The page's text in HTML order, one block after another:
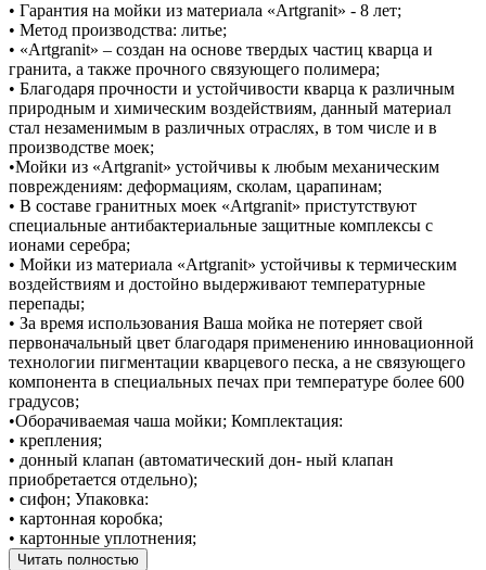
• Гарантия на мойки из материала «Artgranit» - 8 лет;
• Метод производства: литье;
• «Artgranit» – создан на основе твердых частиц кварца и
гранита, а также прочного связующего полимера;
• Благодаря прочности и устойчивости кварца к различным
природным и химическим воздействиям, данный материал
стал незаменимым в различных отраслях, в том числе и в
производстве моек;
•Мойки из «Artgranit» устойчивы к любым механическим
повреждениям: деформациям, сколам, царапинам;
• В составе гранитных моек «Artgranit» пристутствуют
специальные антибактериальные защитные комплексы с
ионами серебра;
• Мойки из материала «Artgranit» устойчивы к термическим
воздействиям и достойно выдерживают температурные
перепады;
• За время использования Ваша мойка не потеряет свой
первоначальный цвет благодаря применению инновационной
технологии пигментации кварцевого песка, а не связующего
компонента в специальных печах при температуре более 600
градусов;
•Оборачиваемая чаша мойки; Комплектация:
• крепления;
• донный клапан (автоматический дон- ный клапан
приобретается отдельно);
• сифон; Упаковка:
• картонная коробка;
• картонные уплотнения;
Читать полностью